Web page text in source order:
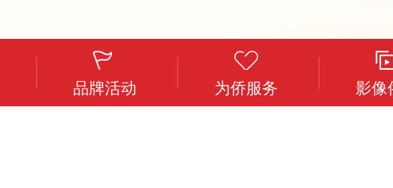
品牌活动 为侨服务 影像